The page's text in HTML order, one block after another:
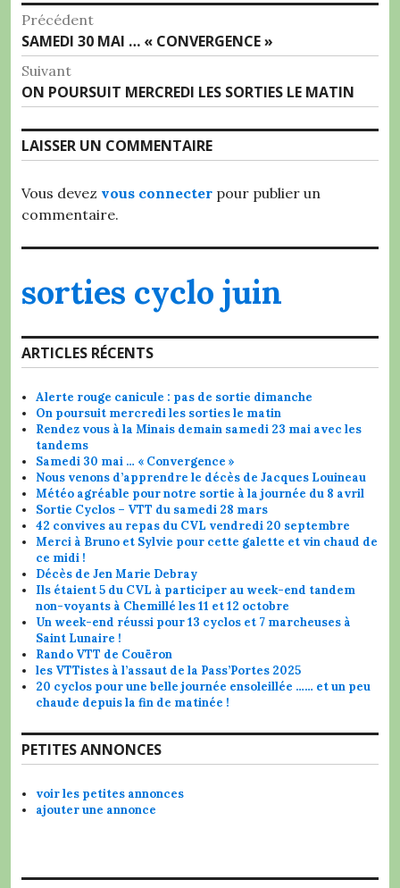
Navigation
de
l’article
Précédent
Article
précédent :
SAMEDI 30 MAI … « CONVERGENCE »
Suivant
Article
Suivant:
ON POURSUIT MERCREDI LES SORTIES LE MATIN
LAISSER UN COMMENTAIRE
Vous devez vous connecter pour publier un
commentaire.
sorties cyclo juin
ARTICLES RÉCENTS
Alerte rouge canicule : pas de sortie dimanche
On poursuit mercredi les sorties le matin
Rendez vous à la Minais demain samedi 23 mai avec les
tandems
Samedi 30 mai … « Convergence »
Nous venons d’apprendre le décès de Jacques Louineau
Météo agréable pour notre sortie à la journée du 8 avril
Sortie Cyclos – VTT du samedi 28 mars
42 convives au repas du CVL vendredi 20 septembre
Merci à Bruno et Sylvie pour cette galette et vin chaud de
ce midi !
Décès de Jen Marie Debray
Ils étaient 5 du CVL à participer au week-end tandem
non-voyants à Chemillé les 11 et 12 octobre
Un week-end réussi pour 13 cyclos et 7 marcheuses à
Saint Lunaire !
Rando VTT de Couëron
les VTTistes à l’assaut de la Pass’Portes 2025
20 cyclos pour une belle journée ensoleillée …… et un peu
chaude depuis la fin de matinée !
PETITES ANNONCES
voir les petites annonces
ajouter une annonce